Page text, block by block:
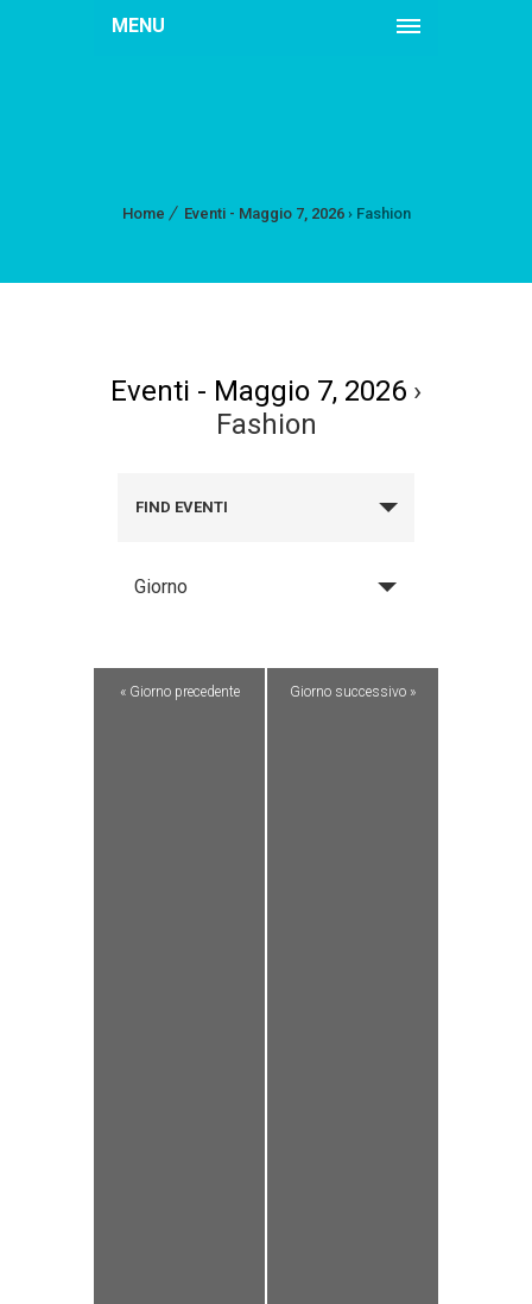
MENU
Home Eventi - Maggio 7, 2026› Fashion
Eventi - Maggio 7, 2026 ›
Fashion
FIND EVENTI
Giorno
« Giorno precedente Giorno successivo »